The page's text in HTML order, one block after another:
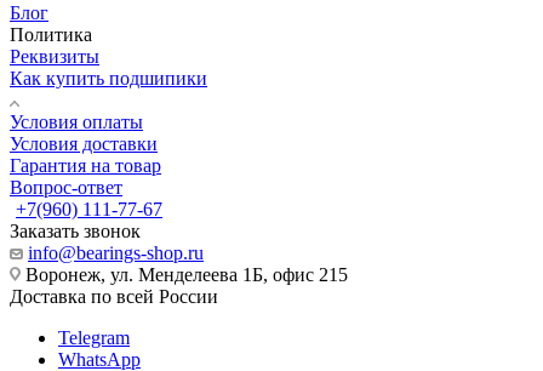
Блог
Политика
Реквизиты
Как купить подшипики
Условия оплаты
Условия доставки
Гарантия на товар
Вопрос-ответ
+7(960) 111-77-67
Заказать звонок
info@bearings-shop.ru
Воронеж, ул. Менделеева 1Б, офис 215
Доставка по всей России
Telegram
WhatsApp